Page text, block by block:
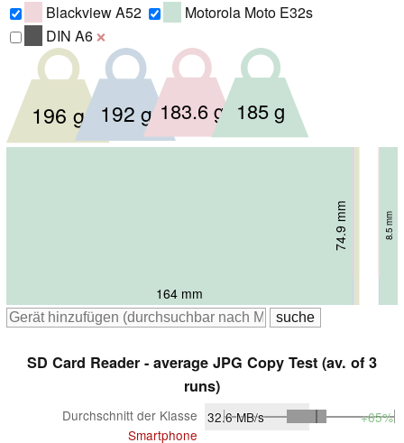
Blackview A52
Motorola Moto E32s
DIN A6 ❌
167.5 mm
76.9 mm 8.3 mm
196 g
164.9 mm
76.8 mm 9.1 mm
192 g
62 mm 9.1 mm
183.6 g
164 mm
74.9 mm 8.5 mm
185 g
SD Card Reader - average JPG Copy Test (av. of 3
runs)
Durchschnitt der Klasse
Smartphone
32.6MB/s +65%